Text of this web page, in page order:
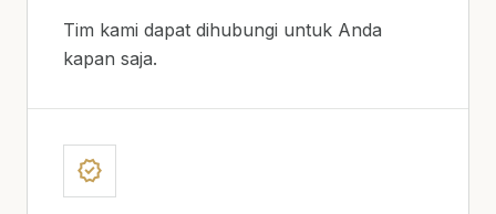
Tim kami dapat dihubungi untuk Anda
kapan saja.
verified